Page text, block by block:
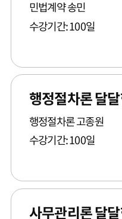
민법계약 송민
수강기간: 100일
행정절차론 달
행정절차론 고종원
수강기간: 100일
사무관리론 달